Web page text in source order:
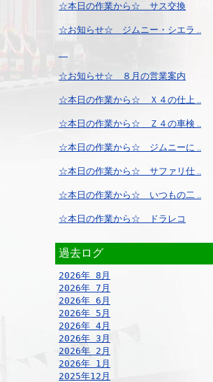
☆本日の作業から☆ サス交換
☆お知らせ☆ ジムニー・シエラ ..
☆お知らせ☆ ８月の営業案内
☆本日の作業から☆ Ｘ４の仕上 ..
☆本日の作業から☆ Ｚ４の車検 ..
☆本日の作業から☆ ジムニーに ..
☆本日の作業から☆ サファリ仕 ..
☆本日の作業から☆ いつもの二 ..
☆本日の作業から☆ ドラレコ
過去ログ
2026年 8月
2026年 7月
2026年 6月
2026年 5月
2026年 4月
2026年 3月
2026年 2月
2026年 1月
2025年12月